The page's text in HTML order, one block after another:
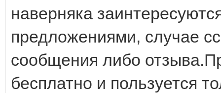
наверняка
предложениями, случае
сообщения либо
бесплатно и пользуется